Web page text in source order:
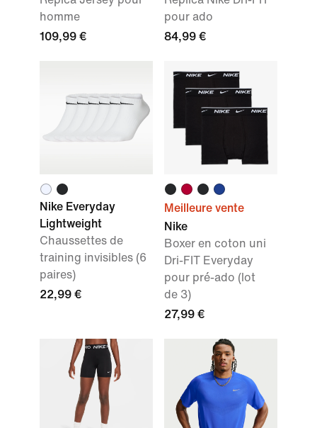
homme
109,99 €
pour ado
84,99 €
Nike Everyday
Lightweight
Chaussettes de
training invisibles (6
paires)
22,99 €
Meilleure vente
Nike
Boxer en coton uni
Dri-FIT Everyday
pour pré-ado (lot
de 3)
27,99 €